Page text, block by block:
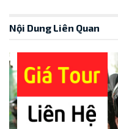
Nội Dung Liên Quan